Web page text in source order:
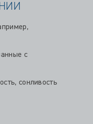
с
сонливость